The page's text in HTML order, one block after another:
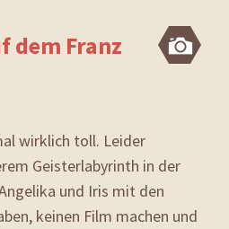
dem Franz
wirklich toll. Leider
Geisterlabyrinth in der
und Iris mit den
keinen Film machen und